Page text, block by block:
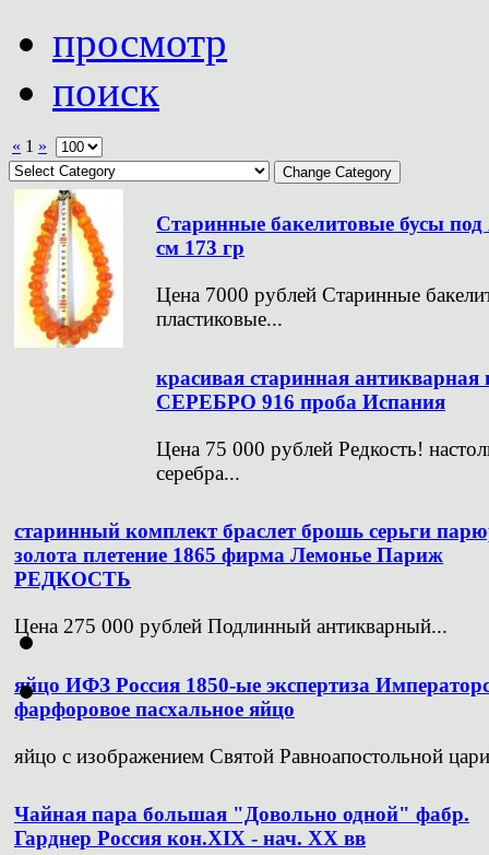
просмотр
поиск
« 1 »
Старинные бакелитовые бусы
см 173 гр
Цена 7000 рублей Старинные
пластиковые...
красивая старинная
СЕРЕБРО 916 проба Испания
Цена 75 000 рублей Редкость!
серебра...
старинный комплект браслет брошь серьги
золота плетение 1865 фирма Лемонье Париж
РЕДКОСТЬ
Цена 275 000 рублей Подлинный антикварный...
яйцо ИФЗ Россия 1850-ые экспертиза
фарфоровое пасхальное яйцо
яйцо с изображением Святой Равноапостольной
Чайная пара большая "Довольно одной" фабр.
Гарднер Россия кон.XIX - нач. XX вв